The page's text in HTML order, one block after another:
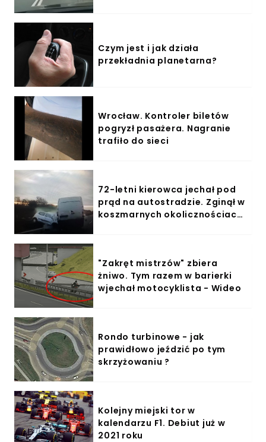
Czym jest i jak działa
przekładnia planetarna?
Wrocław. Kontroler biletów
pogryzł pasażera. Nagranie
trafiło do sieci
72-letni kierowca jechał pod
prąd na autostradzie. Zginął w
koszmarnych okolicznościach
"Zakręt mistrzów" zbiera
żniwo. Tym razem w barierki
wjechał motocyklista - Wideo
Rondo turbinowe - jak
prawidłowo jeździć po tym
skrzyżowaniu ?
Kolejny miejski tor w
kalendarzu F1. Debiut już w
2021 roku